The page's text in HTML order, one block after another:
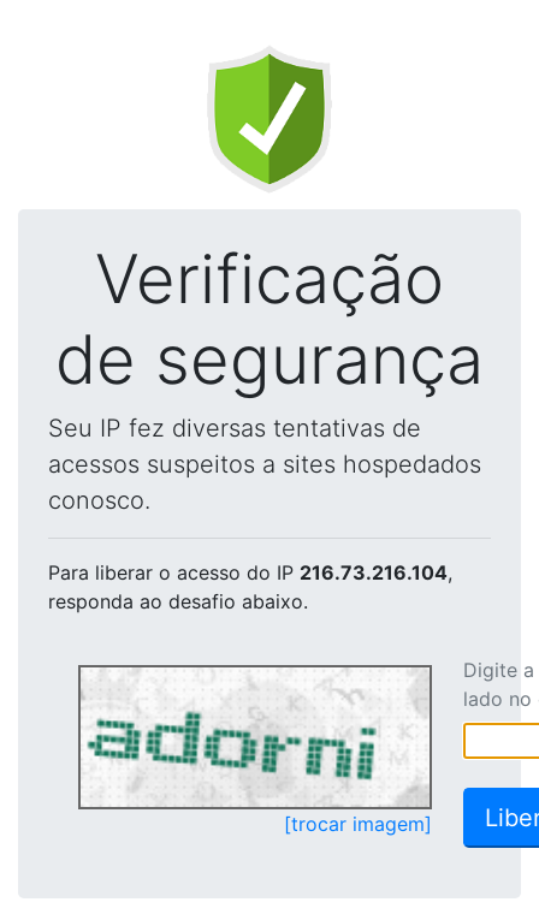
Verificação
de segurança
Seu IP fez diversas tentativas de
acessos suspeitos a sites hospedados
conosco.
Para liberar o acesso do IP 216.73.216.104,
responda ao desafio abaixo.
[trocar imagem]
Digite
lado no